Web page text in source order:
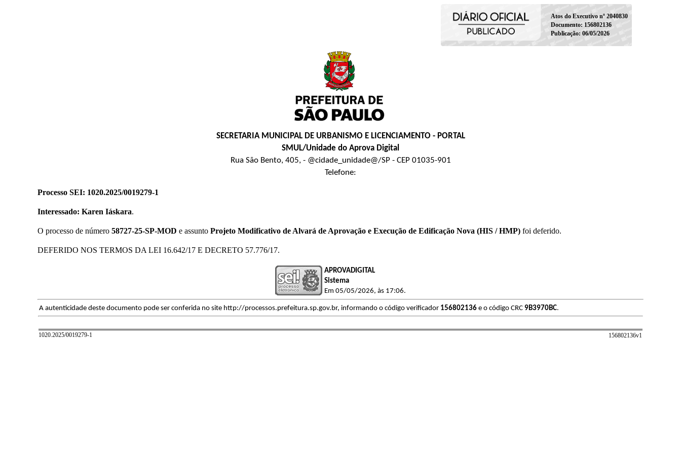
Atos do Executivo nº 2040830
Documento: 156802136
Publicação: 06/05/2026
SECRETARIA MUNICIPAL DE URBANISMO E LICENCIAMENTO - PORTAL
SMUL/Unidade do Aprova Digital
Rua São Bento, 405, - @cidade_unidade@/SP - CEP 01035-901
Telefone:
Processo SEI: 1020.2025/0019279-1
Interessado: Karen Iáskara.
O processo de número58727-25-SP-MOD e assuntoProjeto Modificativo de Alvará de Aprovação e Execução de Edificação Nova (HIS / HMP) foi deferido.
DEFERIDO NOS TERMOS DA LEI 16.642/17 E DECRETO 57.776/17.
APROVADIGITAL
Sistema
Em 05/05/2026, às 17:06.
A autenticidade deste documento pode ser conferida no site http://processos.prefeitura.sp.gov.br, informando o código verificador 156802136 e o código CRC9B3970BC.
1020.2025/0019279-1 156802136v1